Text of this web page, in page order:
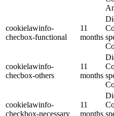
cookielawinfo-
checbox-functional
11
months
cookielawinfo-
checbox-others
11
months
cookielawinfo-
checkbox-necessary
11
months